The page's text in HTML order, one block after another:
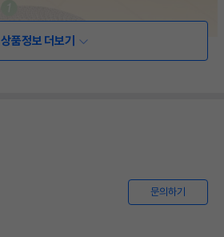
상품정보 더보기
문의하기